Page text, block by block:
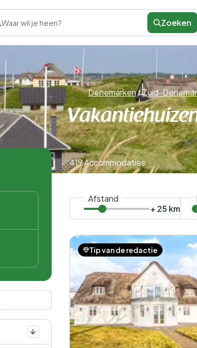
Waar wil je heen? Zoeken
Denemarken/Zuid-
419 Accommodaties
Afstand
+ 25 km
Tip van de redactie